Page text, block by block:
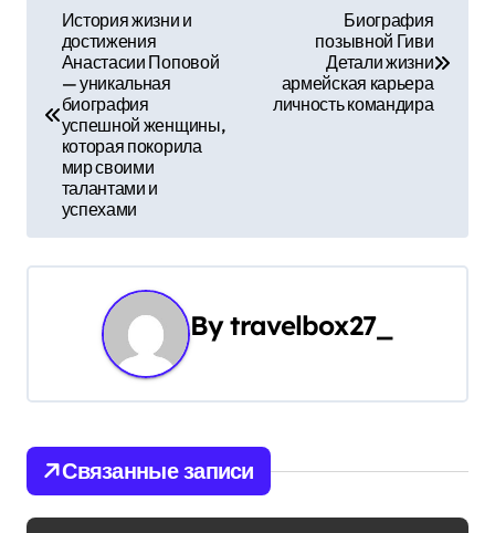
в
а
о
з
История жизни и
достижения
Анастасии Поповой
— уникальная
биография
успешной женщины,
которая покорила
мир своими
талантами и
успехами
Биография
позывной Гиви
Детали жизни
армейская карьера
личность командира
Bytravelbox27_
Связанные записи